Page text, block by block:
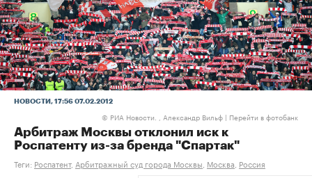
НОВОСТИ , 17:56 07.02.2012
© РИА Новости. , Александр Вильф | Перейти в фотобанк
Арбитраж Москвы отклонил иск к
Роспатенту из-за бренда "Спартак"
Теги: Роспатент, Арбитражный суд города Москвы Москва Россия